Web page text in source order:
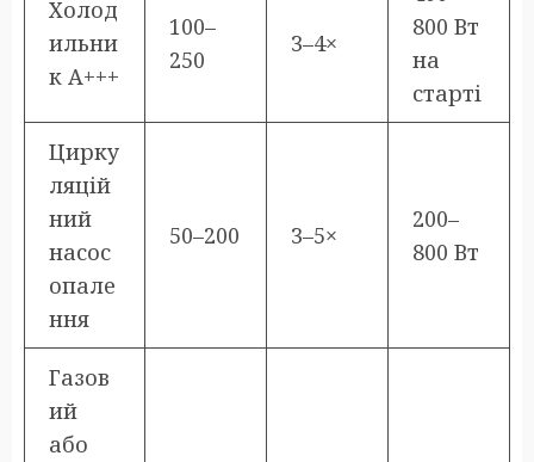
Холод
ильни
к A+++
100–
250
3–4×
800 Вт
на
старті
Цирку
ляцій
ний
насос
опале
ння
50–200 3–5×
200–
800 Вт
Газов
ий
або